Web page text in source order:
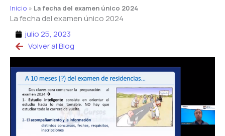
Inicio » La fecha del examen único 2024
La fecha del examen único 2024
julio 25, 2023
Volver al Blog